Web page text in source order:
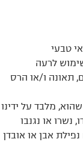
טבעי
לרעה
תאונה ו/או הרס
מלבד על ידינו
נשרו או נגנבו
אבן או אובדן